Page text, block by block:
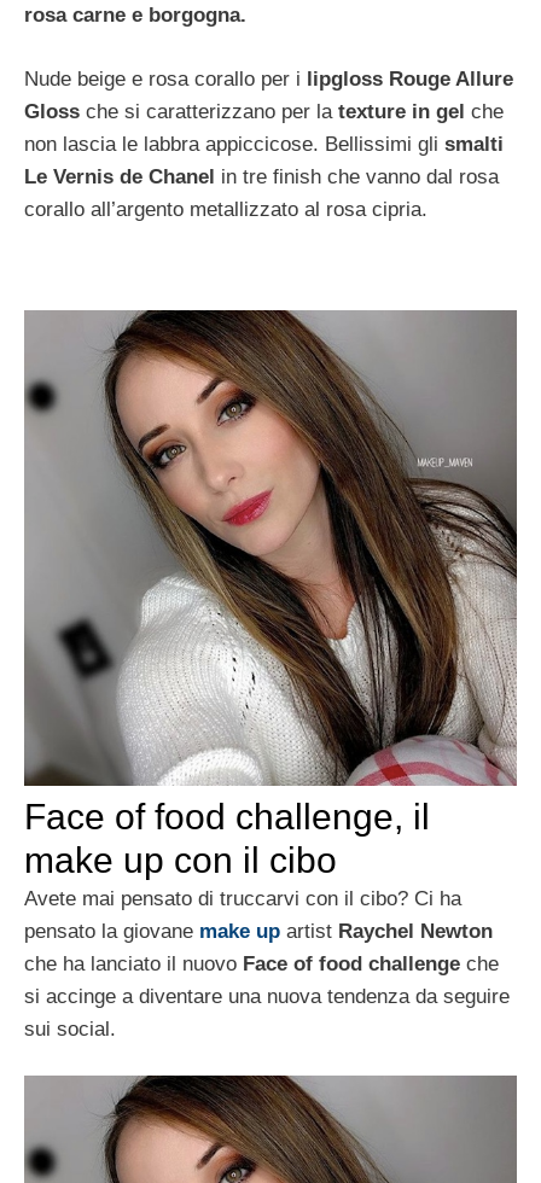
rosa carne e borgogna.
Nude beige e rosa corallo per i lipgloss Rouge Allure
Gloss che si caratterizzano per la texture in gel che
non lascia le labbra appiccicose. Bellissimi gli smalti
Le Vernis de Chanel in tre finish che vanno dal rosa
corallo all’argento metallizzato al rosa cipria.
Face of food challenge, il
make up con il cibo
Avete mai pensato di truccarvi con il cibo? Ci ha
pensato la giovane make up artist Raychel Newton
che ha lanciato il nuovo Face of food challenge che
si accinge a diventare una nuova tendenza da seguire
sui social.